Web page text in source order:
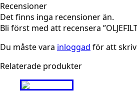
Recensioner
Det finns inga recensioner än.
Bli först med att recensera
Du måste vara inloggad för att
Relaterade produkter